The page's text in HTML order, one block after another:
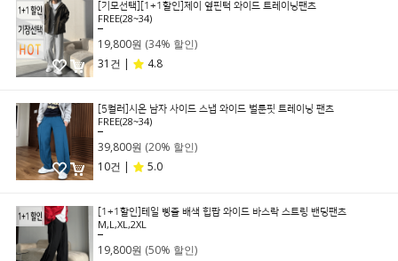
[기모선택][1+1할인]제이 옆핀턱 와이드 트레이닝팬츠
FREE(28~34)
19,800원 (34% 할인)
31건 |
4.8
[5컬러]시온 남자 사이드 스냅 와이드 벌룬핏 트레이닝 팬츠
FREE(28~34)
39,800원 (20% 할인)
10건 |
5.0
[1+1할인]테일 삥줄 배색 힙팝 와이드 바스락 스트링 밴딩팬츠
M,L,XL,2XL
19,800원 (50% 할인)